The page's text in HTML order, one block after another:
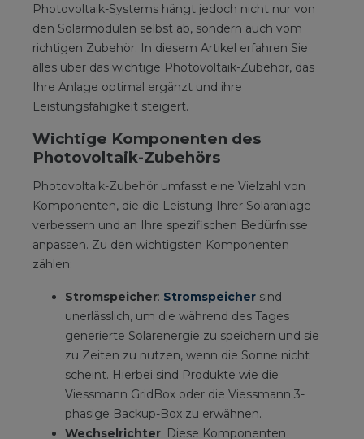
Photovoltaik-Systems hängt jedoch nicht nur von
den Solarmodulen selbst ab, sondern auch vom
richtigen Zubehör. In diesem Artikel erfahren Sie
alles über das wichtige Photovoltaik-Zubehör, das
Ihre Anlage optimal ergänzt und ihre
Leistungsfähigkeit steigert.
Wichtige Komponenten des
Photovoltaik-Zubehörs
Photovoltaik-Zubehör umfasst eine Vielzahl von
Komponenten, die die Leistung Ihrer Solaranlage
verbessern und an Ihre spezifischen Bedürfnisse
anpassen. Zu den wichtigsten Komponenten
zählen:
Stromspeicher: Stromspeicher sind
unerlässlich, um die während des Tages
generierte Solarenergie zu speichern und sie
zu Zeiten zu nutzen, wenn die Sonne nicht
scheint. Hierbei sind Produkte wie die
Viessmann GridBox oder die Viessmann 3-
phasige Backup-Box zu erwähnen.
Wechselrichter: Diese Komponenten